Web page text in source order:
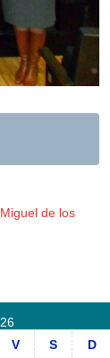
de los
V S D